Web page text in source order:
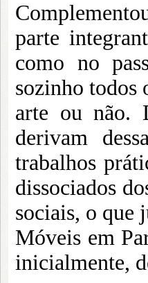
parte
como no
sozinho todos
arte ou não.
derivam
trabalhos
dissociados
sociais, o que
Móveis em
inicialmente,